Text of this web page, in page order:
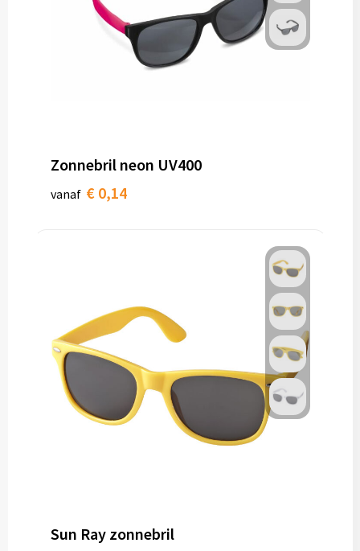
Zonnebril neon UV400
vanaf € 0,14
Sun Ray zonnebril